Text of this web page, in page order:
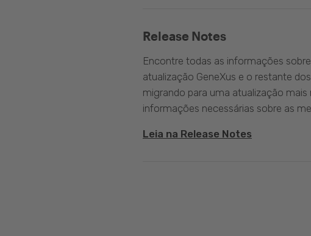
Release Notes
Encontre todas as informações
atualização GeneXus e o restante
migrando para uma atualização
informações necessárias sobre as
Leia na Release Notes